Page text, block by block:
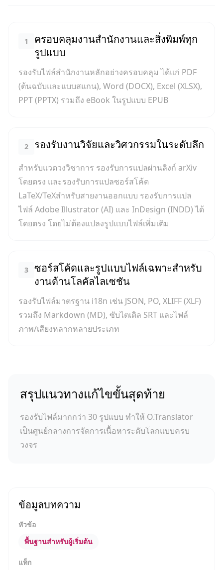
1
ครอบคลุมงานสำนักงานและสิ่งพิมพ์ทุก
รูปแบบ
รองรับไฟล์สำนักงานหลักอย่างครอบคลุม ได้แก่ PDF
(ต้นฉบับและแบบสแกน), Word (DOCX), Excel (XLSX),
PPT (PPTX) รวมถึง eBook ในรูปแบบ EPUB
2 รองรับงานวิจัยและวิศวกรรมในระดับลึก
สำหรับแวดวงวิชาการ รองรับการแปลผ่านลิงก์ arXiv
โดยตรง และรองรับการแปลซอร์สโค้ด
LaTeX/TeXสำหรับสายงานออกแบบ รองรับการแปล
ไฟล์ Adobe Illustrator (AI) และ InDesign (INDD) ได้
โดยตรง โดยไม่ต้องแปลงรูปแบบไฟล์เพิ่มเติม
3
ซอร์สโค้ดและรูปแบบไฟล์เฉพาะสำหรับ
งานด้านโลคัลไลเซชัน
รองรับไฟล์มาตรฐาน i18n เช่น JSON, PO, XLIFF (XLF)
รวมถึง Markdown (MD), ซับไตเติล SRT และไฟล์
ภาพ/เสียงหลากหลายประเภท
สรุปแนวทางแก้ไขขั้นสุดท้าย
รองรับไฟล์มากกว่า 30 รูปแบบ ทำให้ O.Translator
เป็นศูนย์กลางการจัดการเนื้อหาระดับโลกแบบครบ
วงจร
ข้อมูลบทความ
หัวข้อ
พื้นฐานสำหรับผู้เริ่มต้น
แท็ก